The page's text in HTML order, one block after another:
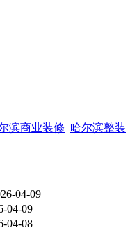
滨商业装修 哈尔滨整装
04-09
04-09
04-08